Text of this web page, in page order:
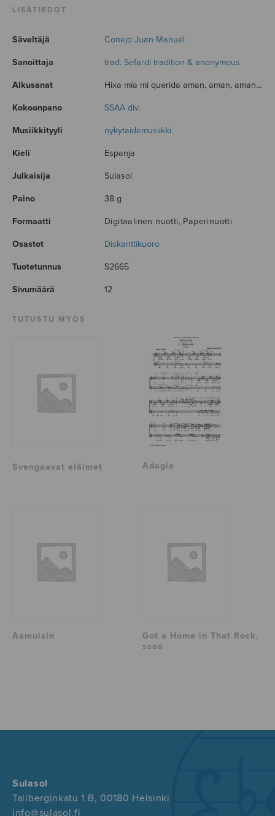
LISÄTIEDOT
Säveltäjä Conejo Juan Manuel
Sanoittaja trad. Sefardi tradition & anonymous
Alkusanat Hixa mía mi querida aman, aman, aman...
Kokoonpano SSAA div.
Musiikkityyli nykytaidemusiikki
Kieli Espanja
Julkaisija Sulasol
Paino 38 g
Formaatti Digitaalinen nuotti, Paperinuotti
Osastot Diskanttikuoro
Tuotetunnus S2665
Sivumäärä 12
TUTUSTU MYÖS
Svengaavat eläimet Adagia
Aamuisin
Got a Home in That Rock,
ssaa
Sulasol
Tallberginkatu 1 B, 00180 Helsinki
info@sulasol.fi